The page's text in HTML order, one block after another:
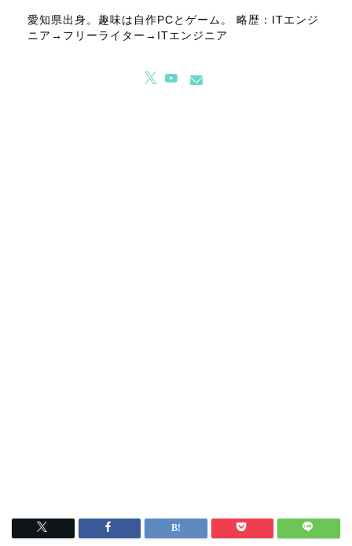
愛知県出身。趣味は自作PCとゲーム。 略歴：ITエンジ
ニア→フリーライター→ITエンジニア